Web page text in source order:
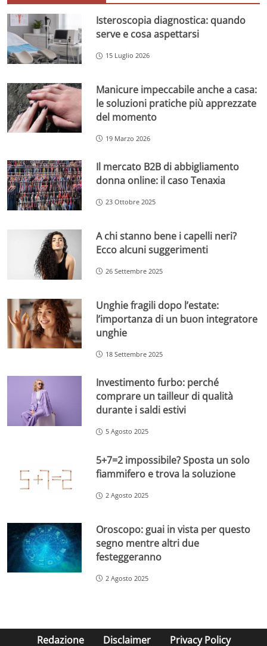
Isteroscopia diagnostica: quando
serve e cosa aspettarsi
15 Luglio 2026
Manicure impeccabile anche a casa:
le soluzioni pratiche più apprezzate
del momento
19 Marzo 2026
Il mercato B2B di abbigliamento
donna online: il caso Tenaxia
23 Ottobre 2025
A chi stanno bene i capelli neri?
Ecco alcuni suggerimenti
26 Settembre 2025
Unghie fragili dopo l’estate:
l’importanza di un buon integratore
unghie
18 Settembre 2025
Investimento furbo: perché
comprare un tailleur di qualità
durante i saldi estivi
5 Agosto 2025
5+7=2 impossibile? Sposta un solo
fiammifero e trova la soluzione
2 Agosto 2025
Oroscopo: guai in vista per questo
segno mentre altri due
festeggeranno
2 Agosto 2025
Redazione Disclaimer Privacy Policy